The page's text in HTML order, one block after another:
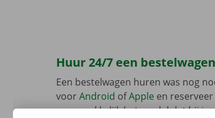
Huur 24/7 een
Een bestelwagen huren was nog
voorAndroid ofAppleen reserveer
en gemakkelijk het model dat bij